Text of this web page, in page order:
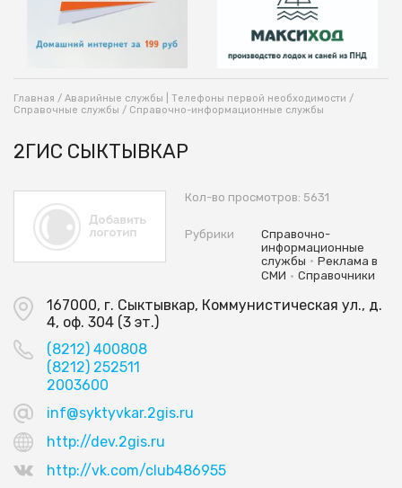
Главная / Аварийные службы | Телефоны первой необходимости /
Справочные службы / Справочно-информационные службы
2ГИС СЫКТЫВКАР
Кол-во просмотров: 5631
Рубрики
Справочно-
информационные
службы • Реклама в
СМИ • Справочники
167000, г. Сыктывкар, Коммунистическая ул., д.
4, оф. 304 (3 эт.)
(8212) 400808
(8212) 252511
2003600
inf@syktyvkar.2gis.ru
http://dev.2gis.ru
http://vk.com/club486955